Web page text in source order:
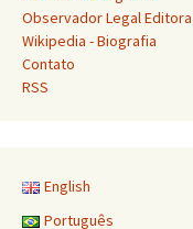
Observador Legal Editora
Wikipedia - Biografia
Contato
RSS
English
Português